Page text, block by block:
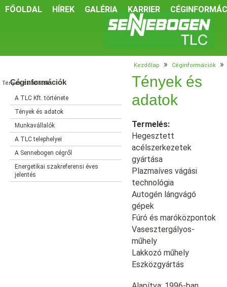
FŐOLDAL HÍREK GALÉRIA KARRIER
Kezdőlap » Céginformációk »
Tények és adatok
Tények és
adatok
Termelés:
Hegesztett
acélszerkezetek
gyártása
Plazmaíves vágási
technológia
Autogén lángvágó
gépek
Fúró és maróközpontok
Vasesztergályos-
műhely
Lakkozó műhely
Eszközgyártás
Céginformációk
A TLC Kft. története
Tények és adatok
Munkavállalók
A TLC telephelyei
A Sennebogen cégről
Energetikai szakreferensi éves
jelentés